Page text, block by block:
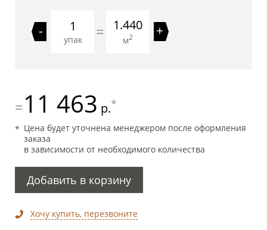
-
упак = 1.440
м2 +
=11 463 р.*
Цена будет уточнена менеджером после оформления
заказа
в зависимости от необходимого количества
Добавить в корзину
Хочу купить, перезвоните